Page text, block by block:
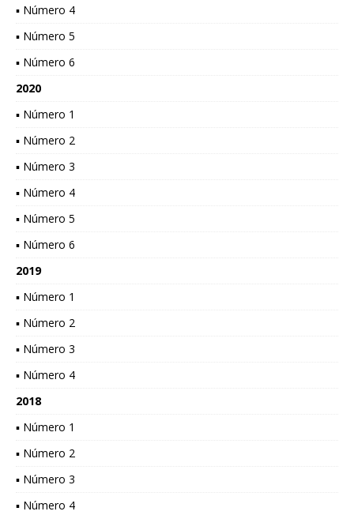
▪ Número 4
▪ Número 5
▪ Número 6
2020
▪ Número 1
▪ Número 2
▪ Número 3
▪ Número 4
▪ Número 5
▪ Número 6
2019
▪ Número 1
▪ Número 2
▪ Número 3
▪ Número 4
2018
▪ Número 1
▪ Número 2
▪ Número 3
▪ Número 4